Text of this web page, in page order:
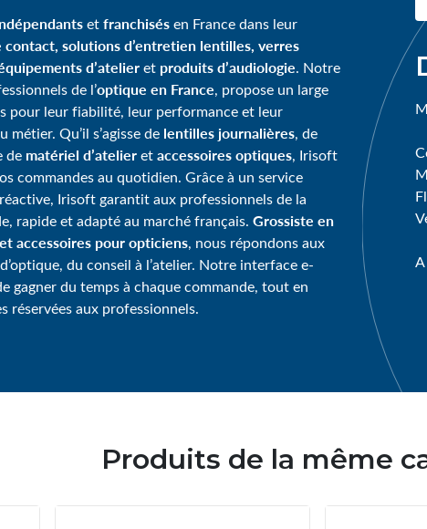
etfranchisésen France dans leur
contact, solutions d’entretien lentilles, verres
d’atelieret produits d’audiologie. Notre
de l’optique en France, propose un large
pour leur fiabilité, leur performance et leur
Qu’il s’agisse de lentilles journalières, de
de matériel d’atelieretaccessoires optiques, Irisoft
commandes au quotidien. Grâce à un service
Irisoft garantit aux professionnels de la
rapide et adapté au marché français. Grossiste en
accessoires pour opticiens, nous répondons aux
du conseil à l’atelier. Notre interface e-
gagner du temps à chaque commande, tout en
aux professionnels.
Produits de la même